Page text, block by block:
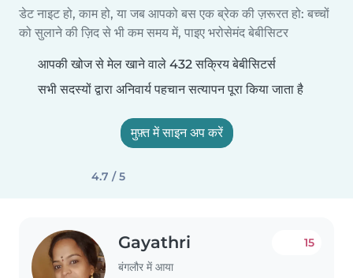
डेट नाइट हो, काम हो, या जब आपको बस एक ब्रेक की ज़रूरत हो: बच्चों
को सुलाने की ज़िद से भी कम समय में, पाइए भरोसेमंद बेबीसिटर
आपकी खोज से मेल खाने वाले 432 सक्रिय बेबीसिटर्स
सभी सदस्यों द्वारा अनिवार्य पहचान सत्यापन पूरा किया जाता है
मुफ़्त में साइन अप करें
4.7 / 5
Gayathri
बंगलौर में आया
15